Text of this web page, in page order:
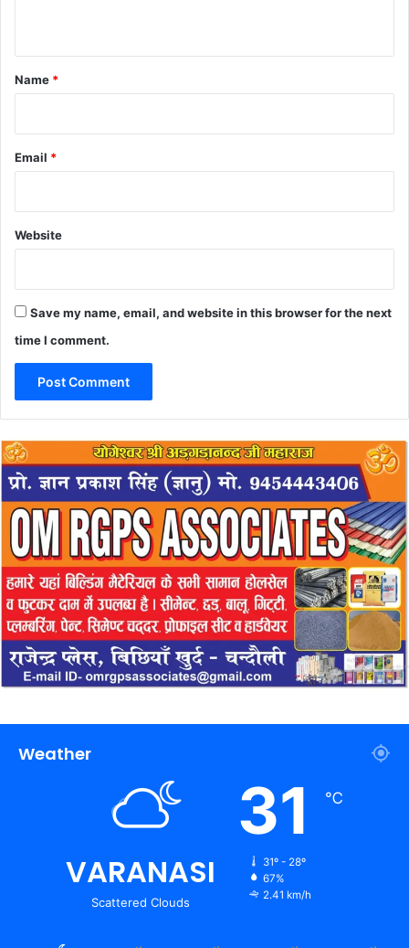
*
Name *
Email *
Website
Save my name, email, and website in this browser for the next
time I comment.
Weather
VARANASI
Scattered Clouds
31 ℃
31º - 28º
67%
2.41 km/h